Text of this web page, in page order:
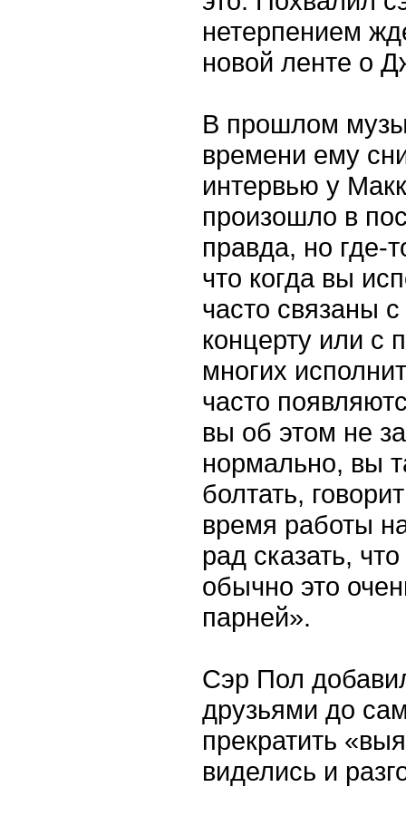
нетерпением
новой ленте о
В прошлом
времени ему
интервью у
произошло в
правда, но где-
что когда вы
часто связаны
концерту или с
многих
часто
вы об этом не
нормально, вы
болтать,
время работы
рад сказать,
обычно это
парней».
Сэр Пол
друзьями до
прекратить
виделись и